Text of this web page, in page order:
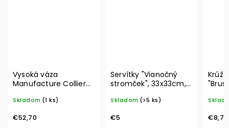
Vysoká váza
Manufacture Collier
& Boch
Skladom (1 ks)
€52,70
Servítky "Vianočný
stromček", 33x33cm,
L– Villeroy & Boch
Skladom (>5 ks)
€5 €8,70